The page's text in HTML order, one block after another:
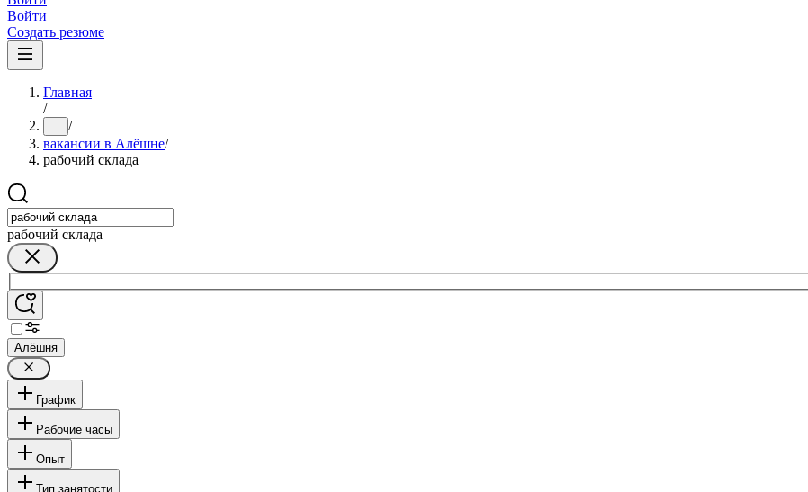
Войти
Создать резюме
Главная
/
... /
вакансии в Алёшне/
рабочий склада
рабочий склада
Алёшня
График
Рабочие часы
Опыт
Тип занятости